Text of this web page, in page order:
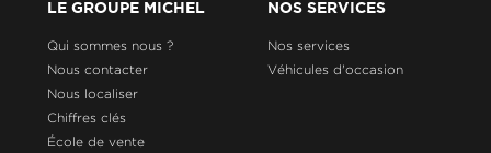
LE GROUPE MICHEL
Qui sommes nous ?
Nous contacter
Nous localiser
Chiffres clés
École de vente
NOS SERVICES
Nos services
Véhicules d'occasion